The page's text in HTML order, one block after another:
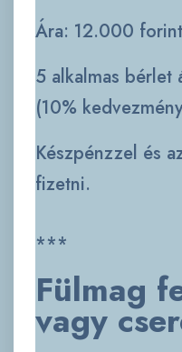
Ára: 12.000 forint
5 alkalmas
(10%
Készpénzzel és
fizetni.
***
Fülmag
vagy